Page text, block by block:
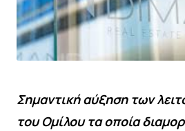
Σημαντική αύξηση των
του Ομίλου τα οποία